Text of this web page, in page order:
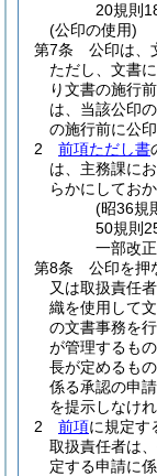
20規則
(公印の使用)
第7条
公印は、
ただし、文書
り文書の施行
は、当該公印
の施行前に公
2
前項ただし書
は、主務課に
らかにしてお
(昭36規
50規則
一部改
第8条
公印を押
又は取扱責任
織を使用して
の文書事務を
が管理するも
長が定めるも
係る承認の申
を提示しなけ
2
前項に規定す
取扱責任者は
定する申請に